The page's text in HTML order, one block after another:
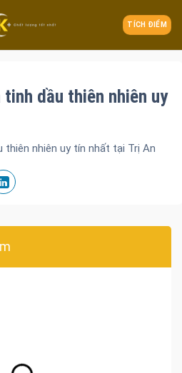
TÍCH ĐIỂM
dầu thiên nhiên uy
nhiên uy tín nhất tại Trị An